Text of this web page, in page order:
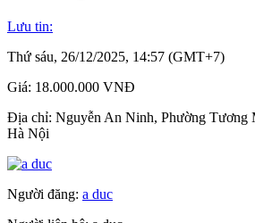
Lưu tin:
Thứ sáu, 26/12/2025, 14:57 (GMT+7)
Giá: 18.000.000 VNĐ
Địa chỉ: Nguyễn An Ninh, Phường Tương
Hà Nội
Người đăng: a duc